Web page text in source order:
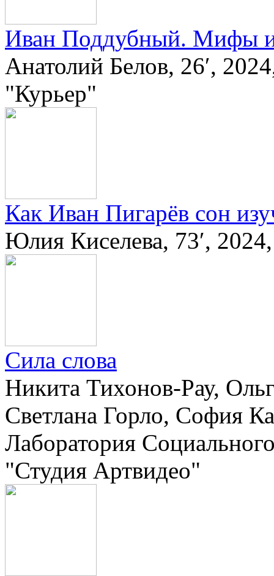
Иван Поддубный. Мифы
Анатолий Белов, 26′,
"Курьер"
Как Иван Пигарёв сон
Юлия Киселева, 73′,
Сила слова
Никита Тихонов-Рау,
Светлана Горло, София
Лаборатория
"Студия Артвидео"